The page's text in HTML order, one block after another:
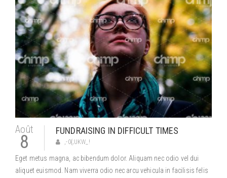
Août
8
FUNDRAISING IN DIFFICULT TIMES
,-0{;UKW_!
Eget metus magna, ac bibendum dolor. Aliquam nec odio vel dui
aliquet euismod. Nam viverra odio nec arcu vehicula in facilisis felis